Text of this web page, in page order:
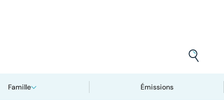
Famille Émissions